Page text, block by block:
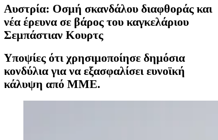
Αυστρία: Οσμή σκανδάλου διαφθοράς και
νέα έρευνα σε βάρος του καγκελάριου
Σεμπάστιαν Κουρτς
Υποψίες ότι χρησιμοποίησε δημόσια
κονδύλια για να εξασφαλίσει ευνοϊκή
κάλυψη από ΜΜΕ.